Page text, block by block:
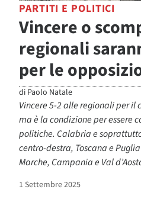
PARTITI E POLITICI
Vincere o
regionali
per le
di Paolo Natale
Vincere 5-2 alle regionali per il
ma è la condizione per essere
politiche. Calabria e
centro-destra, Toscana e
Marche, Campania e Val
1 Settembre 2025